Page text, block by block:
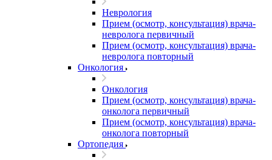
Неврология
Прием (осмотр, консультация) врача-
невролога первичный
Прием (осмотр, консультация) врача-
невролога повторный
Онкология
Онкология
Прием (осмотр, консультация) врача-
онколога первичный
Прием (осмотр, консультация) врача-
онколога повторный
Ортопедия